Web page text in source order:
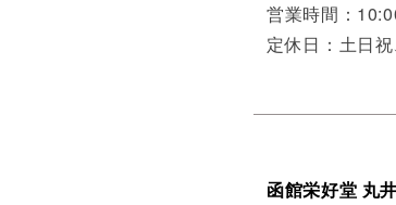
営業時間：
定休日：土日
函館栄好堂 丸